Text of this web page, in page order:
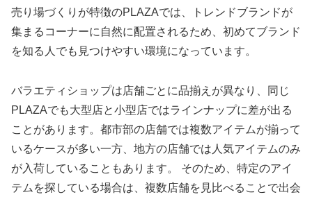
売り場づくりが特徴のPLAZAでは、トレンドブランドが
集まるコーナーに自然に配置されるため、初めてブランド
を知る人でも見つけやすい環境になっています。
バラエティショップは店舗ごとに品揃えが異なり、同じ
PLAZAでも大型店と小型店ではラインナップに差が出る
ことがあります。都市部の店舗では複数アイテムが揃って
いるケースが多い一方、地方の店舗では人気アイテムのみ
が入荷していることもあります。 そのため、特定のアイ
テムを探している場合は、複数店舗を見比べることで出会